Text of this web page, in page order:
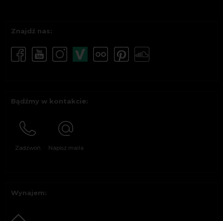
Znajdź nas:
Bądźmy w kontakcie:
Zadzwoń Napisz maila
Wynajem: